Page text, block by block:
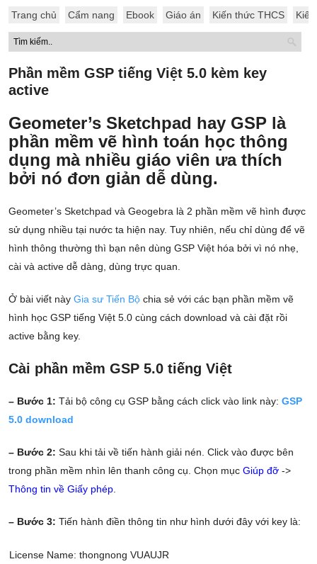
Trang chủ Cẩm nang Ebook Giáo án Kiến thức THCS
Phần mềm GSP tiếng Việt 5.0 kèm key
active
Geometer’s Sketchpad hay GSP là
phần mềm vẽ hình toán học thông
dụng mà nhiều giáo viên ưa thích
bởi nó đơn giản dễ dùng.
Geometer’s Sketchpad và Geogebra là 2 phần mềm vẽ hình được
sử dụng nhiều tại nước ta hiện nay. Tuy nhiên, nếu chỉ dùng để vẽ
hình thông thường thì bạn nên dùng GSP Việt hóa bởi vì nó nhẹ,
cài và active dễ dàng, dùng trực quan.
Ở bài viết này Gia sư Tiến Bộ chia sẻ với các bạn phần mềm vẽ
hình học GSP tiếng Việt 5.0 cùng cách download và cài đặt rồi
active bằng key.
Cài phần mềm GSP 5.0 tiếng Việt
– Bước 1: Tải bộ công cụ GSP bằng cách click vào link này: GSP
5.0 download
– Bước 2: Sau khi tải về tiến hành giải nén. Click vào được bên
trong phần mềm nhìn lên thanh công cụ. Chọn mục Giúp đỡ ->
Thông tin về Giấy phép
– Bước 3: Tiến hành điền thông tin như hình dưới đây với key là:
License Name: thongnong VUAUJR